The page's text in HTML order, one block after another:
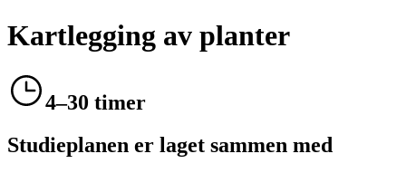
Kartlegging av planter
4–30 timer
Studieplanen er laget sammen med